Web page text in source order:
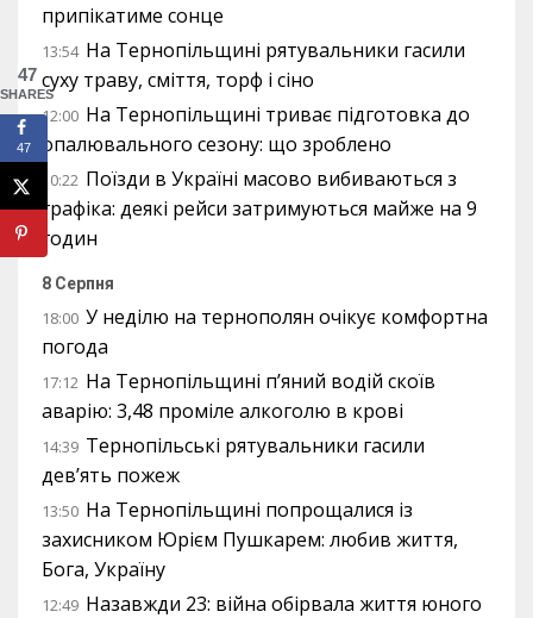
припікатиме сонце
13:54 На Тернопільщині рятувальники гасили
суху траву, сміття, торф і сіно
12:00 На Тернопільщині триває підготовка до
опалювального сезону: що зроблено
10:22 Поїзди в Україні масово вибиваються з
графіка: деякі рейси затримуються майже на 9
годин
8 Серпня
18:00 У неділю на тернополян очікує комфортна
погода
17:12 На Тернопільщині п’яний водій скоїв
аварію: 3,48 проміле алкоголю в крові
14:39 Тернопільські рятувальники гасили
дев’ять пожеж
13:50 На Тернопільщині попрощалися із
захисником Юрієм Пушкарем: любив життя,
Бога, Україну
12:49 Назавжди 23: війна обірвала життя юного
47
SHARES
47